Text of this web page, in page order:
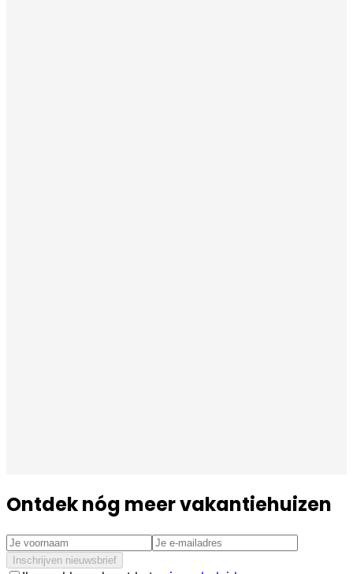
Ontdek nóg meer vakantiehuizen
Inschrijven nieuwsbrief